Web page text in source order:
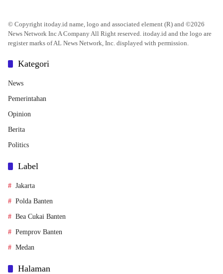
© Copyright itoday.id name, logo and associated element (R) and ©2026
News Network Inc A Company All Right reserved. itoday.id and the logo are
register marks of AL News Network, Inc. displayed with permission.
Kategori
News
Pemerintahan
Opinion
Berita
Politics
Label
Jakarta
Polda Banten
Bea Cukai Banten
Pemprov Banten
Medan
Halaman